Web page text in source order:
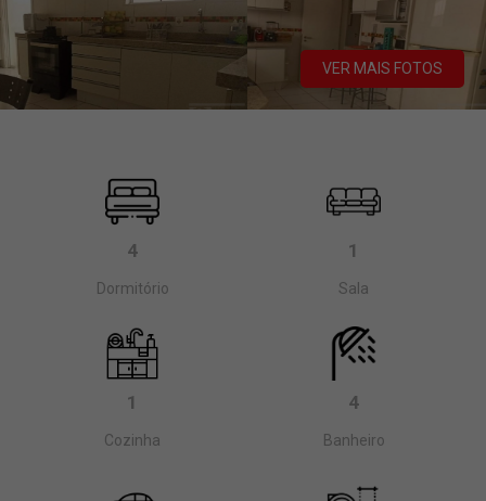
VER MAIS FOTOS
4
Dormitório
1
Sala
1
Cozinha
4
Banheiro